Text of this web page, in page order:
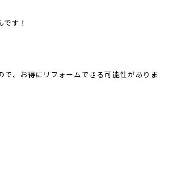
です！
で、お得にリフォームできる可能性がありま